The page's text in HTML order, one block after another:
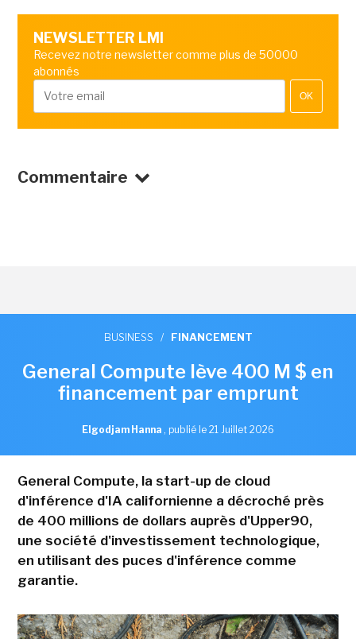
NEWSLETTER LMI
Recevez notre newsletter comme plus de 50000
abonnés
OK
Commentaire
BUSINESS / FINANCEMENT
General Compute lève 400 M $ en
financement par emprunt
Elgodjam Hanna , publié le 21 Juillet 2026
General Compute, la start-up de cloud
d'inférence d'IA californienne a décroché près
de 400 millions de dollars auprès d'Upper90,
une société d'investissement technologique,
en utilisant des puces d'inférence comme
garantie.